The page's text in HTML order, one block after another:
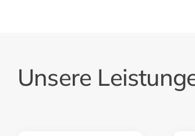
Unsere